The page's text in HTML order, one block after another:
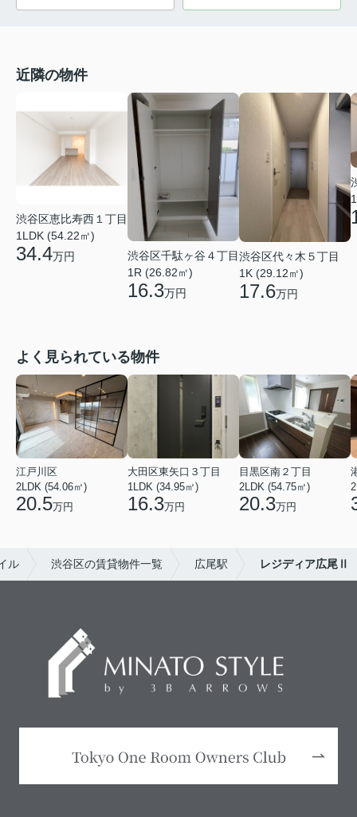
近隣の物件
渋谷区恵比寿西１丁目
1LDK (54.22㎡)
34.4万円
渋谷区千駄ヶ谷４丁目
1R (26.82㎡)
16.3万円
渋谷区代々木５丁目
1K (29.12㎡)
17.6万円
よく見られている物件
江戸川区
2LDK (54.06㎡)
20.5万円
大田区東矢口３丁目
1LDK (34.95㎡)
16.3万円
目黒区南２丁目
2LDK (54.75㎡)
20.3万円
ル 渋谷区の賃貸物件一覧 広尾駅 レジディア広尾Ⅱ